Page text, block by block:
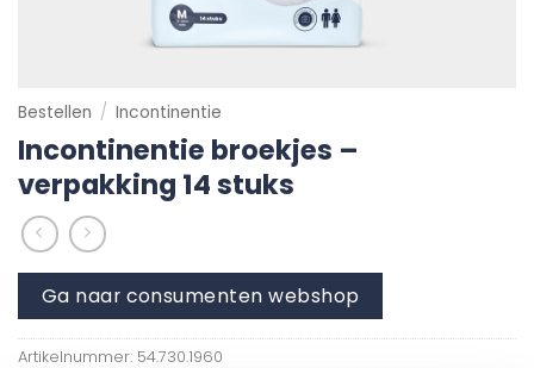
Bestellen / Incontinentie
Incontinentie broekjes –
verpakking 14 stuks
Ga naar consumenten webshop
Artikelnummer: 54.730.1960